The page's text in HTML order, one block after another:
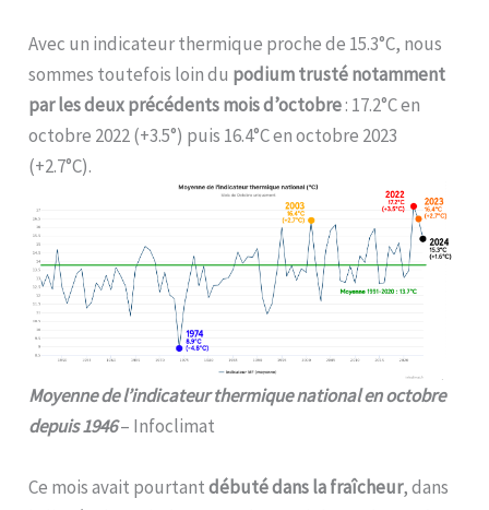
Avec un indicateur thermique proche de 15.3°C, nous
sommes toutefois loin du podium trusté notamment
par les deux précédents mois d’octobre: 17.2°C en
octobre 2022 (+3.5°) puis 16.4°C en octobre 2023
(+2.7°C).
Moyenne de l’indicateur thermique national en octobre
depuis 1946– Infoclimat
Ce mois avait pourtantdébuté dans la fraîcheur, dans